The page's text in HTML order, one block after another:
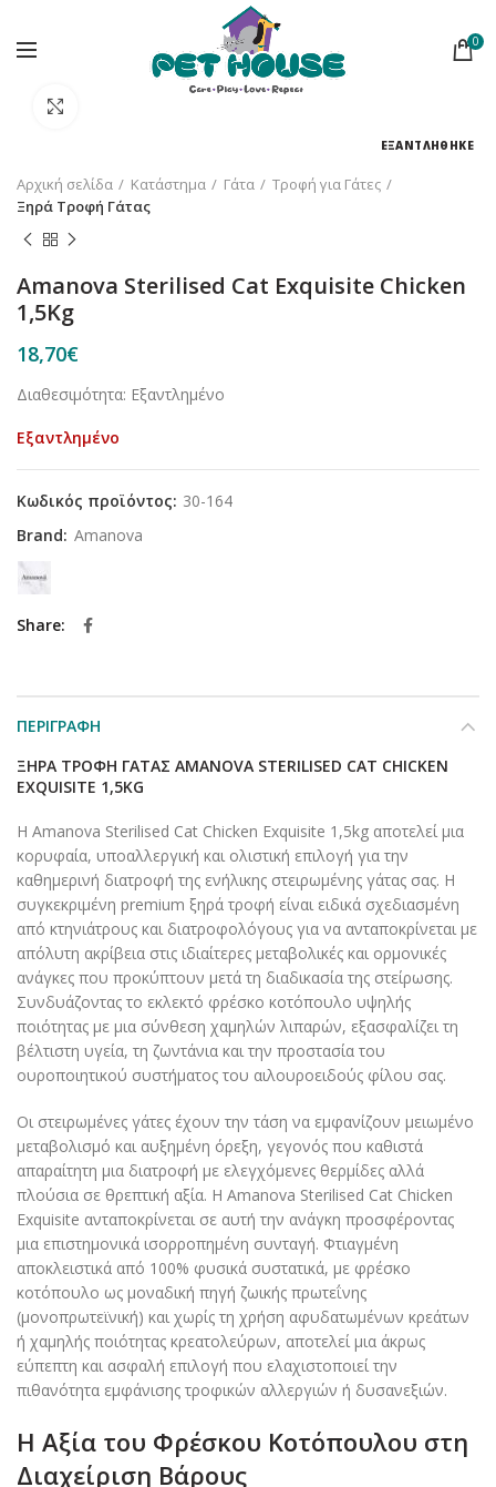
0
ΕΞΑΝΤΛΗΘΗΚΕ
Αρχική σελίδα Κατάστημα Γάτα
Τροφή για Γάτες
Ξηρά Τροφή Γάτας
Amanova Sterilised Cat Exquisite Chicken
1,5Kg
18,70€
Διαθεσιμότητα: Εξαντλημένο
Εξαντλημένο
Κωδικός προϊόντος: 30-164
Brand: Amanova
Share
ΠΕΡΙΓΡΑΦΉ
ΞΗΡΆ ΤΡΟΦΉ ΓΆΤΑΣ AMANOVA STERILISED CAT CHICKEN
EXQUISITE 1,5KG
Η Amanova Sterilised Cat Chicken Exquisite 1,5kg αποτελεί μια
κορυφαία, υποαλλεργική και ολιστική επιλογή για την
καθημερινή διατροφή της ενήλικης στειρωμένης γάτας σας. Η
συγκεκριμένη premium ξηρά τροφή είναι ειδικά σχεδιασμένη
από κτηνιάτρους και διατροφολόγους για να ανταποκρίνεται με
απόλυτη ακρίβεια στις ιδιαίτερες μεταβολικές και ορμονικές
ανάγκες που προκύπτουν μετά τη διαδικασία της στείρωσης.
Συνδυάζοντας το εκλεκτό φρέσκο κοτόπουλο υψηλής
ποιότητας με μια σύνθεση χαμηλών λιπαρών, εξασφαλίζει τη
βέλτιστη υγεία, τη ζωντάνια και την προστασία του
ουροποιητικού συστήματος του αιλουροειδούς φίλου σας.
Οι στειρωμένες γάτες έχουν την τάση να εμφανίζουν μειωμένο
μεταβολισμό και αυξημένη όρεξη, γεγονός που καθιστά
απαραίτητη μια διατροφή με ελεγχόμενες θερμίδες αλλά
πλούσια σε θρεπτική αξία. Η Amanova Sterilised Cat Chicken
Exquisite ανταποκρίνεται σε αυτή την ανάγκη προσφέροντας
μια επιστημονικά ισορροπημένη συνταγή. Φτιαγμένη
αποκλειστικά από 100% φυσικά συστατικά, με φρέσκο
κοτόπουλο ως μοναδική πηγή ζωικής πρωτεΐνης
(μονοπρωτεϊνική) και χωρίς τη χρήση αφυδατωμένων κρεάτων
ή χαμηλής ποιότητας κρεατολεύρων, αποτελεί μια άκρως
εύπεπτη και ασφαλή επιλογή που ελαχιστοποιεί την
πιθανότητα εμφάνισης τροφικών αλλεργιών ή δυσανεξιών.
Η Αξία του Φρέσκου Κοτόπουλου στη
Διαχείριση Βάρους